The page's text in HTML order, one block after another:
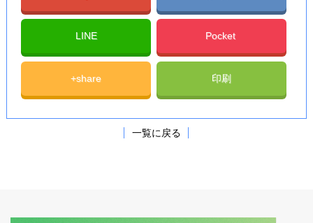
LINE Pocket
+share 印刷
一覧に戻る